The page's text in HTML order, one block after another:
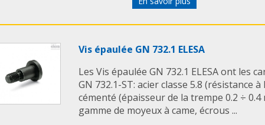
Vis épaulée GN 732.1 ELESA
Les Vis épaulée GN 732.1 ELESA ont les
GN 732.1-ST: acier classe 5.8 (résistance
cémenté (épaisseur de la trempe 0.2 ÷
gamme de moyeux à came, écrous ...